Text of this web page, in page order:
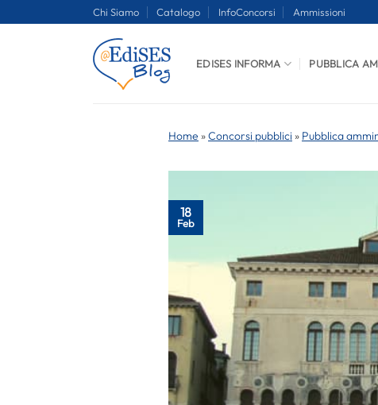
Chi Siamo Catalogo InfoConcorsi Ammissioni
EDISES INFORMA PUBBLICA
Home »Concorsi pubblici » Pubblica
18
Feb